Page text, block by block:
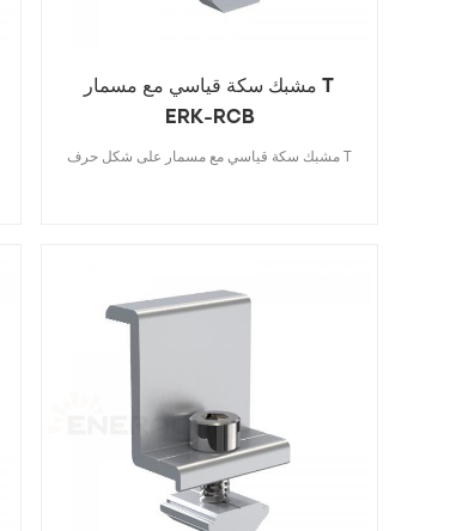
مشبك سكة قياسي مع مسمار T
ERK-RCB
مشبك سكة قياسي مع مسمار على شكل حرف T